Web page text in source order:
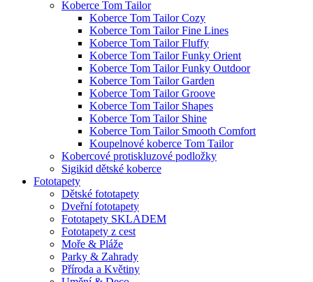
Koberce Tom Tailor
Koberce Tom Tailor Cozy
Koberce Tom Tailor Fine Lines
Koberce Tom Tailor Fluffy
Koberce Tom Tailor Funky Orient
Koberce Tom Tailor Funky Outdoor
Koberce Tom Tailor Garden
Koberce Tom Tailor Groove
Koberce Tom Tailor Shapes
Koberce Tom Tailor Shine
Koberce Tom Tailor Smooth Comfort
Koupelnové koberce Tom Tailor
Kobercové protiskluzové podložky
Sigikid dětské koberce
Fototapety
Dětské fototapety
Dveřní fototapety
Fototapety SKLADEM
Fototapety z cest
Moře & Pláže
Parky & Zahrady
Příroda a Květiny